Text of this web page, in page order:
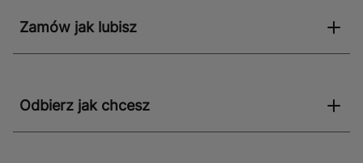
naturalnych materiałów.
Zamów jak lubisz
Odbierz jak chcesz